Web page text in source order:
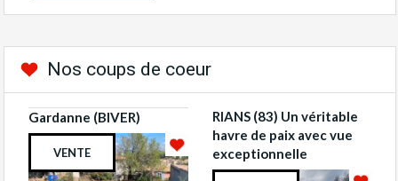
Nos coups de coeur
Gardanne (BIVER)
VENTE
RIANS (83) Un véritable
havre de paix avec vue
exceptionnelle